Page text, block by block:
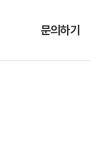
문의하기